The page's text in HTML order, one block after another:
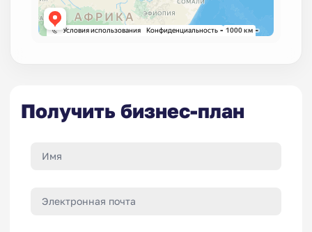
Получить бизнес-план